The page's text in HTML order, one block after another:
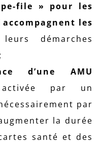
file » pour les
les
démarches
d’une AMU
par un
par
la durée
santé et des